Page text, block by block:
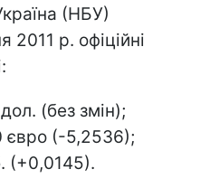
(НБУ)
2011 р. офіційні
(без змін);
євро (-5,2536);
(+0,0145).